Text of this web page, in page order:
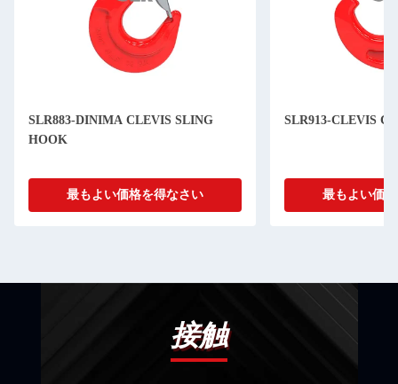
SLR883-DINIMA CLEVIS SLING
HOOK
最もよい価格を得なさい
SLR913-CLEVIS C
最もよい価
接触